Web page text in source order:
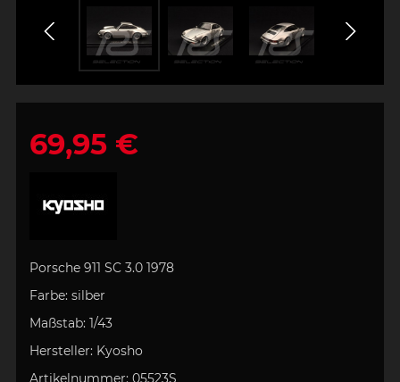
69,95 €
Porsche 911 SC 3.0 1978
Farbe: silber
Maßstab: 1/43
Hersteller: Kyosho
Artikelnummer: 05523S